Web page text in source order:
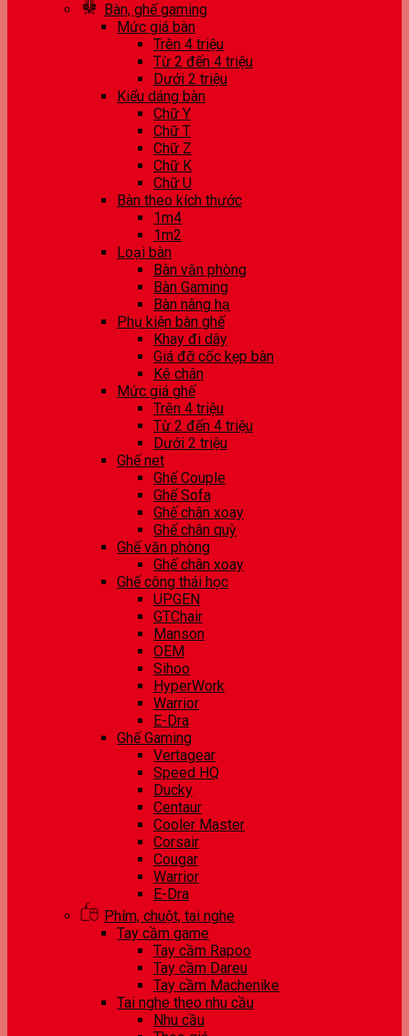
Bàn, ghế gaming
Mức giá bàn
Trên 4 triệu
Từ 2 đến 4 triệu
Dưới 2 triệu
Kiểu dáng bàn
Chữ Y
Chữ T
Chữ Z
Chữ K
Chữ U
Bàn theo kích thước
1m4
1m2
Loại bàn
Bàn văn phòng
Bàn Gaming
Bàn nâng hạ
Phụ kiện bàn ghế
Khay đi dây
Giá đỡ cốc kẹp bàn
Kê chân
Mức giá ghế
Trên 4 triệu
Từ 2 đến 4 triệu
Dưới 2 triệu
Ghế net
Ghế Couple
Ghế Sofa
Ghế chân xoay
Ghế chân quỳ
Ghế văn phòng
Ghế chân xoay
Ghế công thái học
UPGEN
GTChair
Manson
OEM
Sihoo
HyperWork
Warrior
E-Dra
Ghế Gaming
Vertagear
Speed HQ
Ducky
Centaur
Cooler Master
Corsair
Cougar
Warrior
E-Dra
Phím, chuột, tai nghe
Tay cầm game
Tay cầm Rapoo
Tay cầm Dareu
Tay cầm Machenike
Tai nghe theo nhu cầu
Nhu cầu